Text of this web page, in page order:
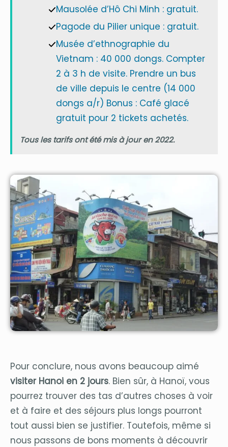
Mausolée d’Hô Chi Minh : gratuit.
Pagode du Pilier unique : gratuit.
Musée d’ethnographie du
Vietnam : 40 000 dongs. Compter
2 à 3 h de visite. Prendre un bus
de ville depuis le centre (14 000
dongs a/r) Bonus : Café glacé
gratuit pour 2 tickets achetés.
Tous les tarifs ont été mis à jour en 2022.
Pour conclure, nous avons beaucoup aimé
visiter Hanoi en 2 jours. Bien sûr, à Hanoï, vous
pourrez trouver des tas d’autres choses à voir
et à faire et des séjours plus longs pourront
tout aussi bien se justifier. Toutefois, même si
nous passons de bons moments à découvrir